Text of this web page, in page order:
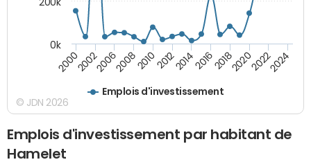
Emplois d'investissement
200020022006200820102012201420162018202020222024
0k
200k
© JDN 2026
Emplois d'investissement par habitant de
Hamelet